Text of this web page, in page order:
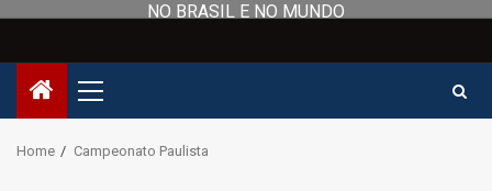
NO BRASIL E NO MUNDO
Primary
Menu
Home Campeonato Paulista